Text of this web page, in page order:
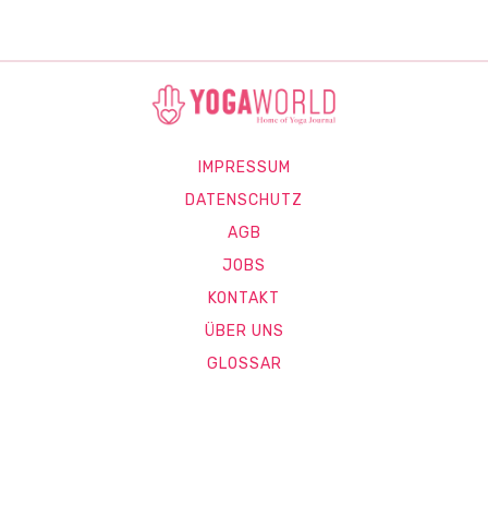
IMPRESSUM
DATENSCHUTZ
AGB
JOBS
KONTAKT
ÜBER UNS
GLOSSAR